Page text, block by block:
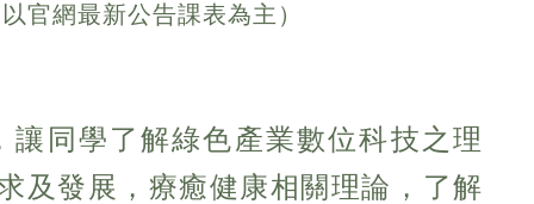
官網最新公告課表為主 ）
同學了解綠色產業數位科技之理
及發展，療癒健康相關理論，了解